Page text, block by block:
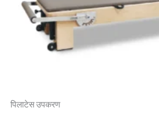
पिलाटेस उपकरण